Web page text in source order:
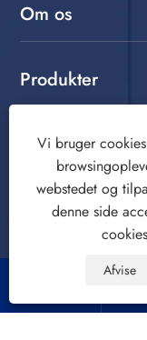
Om os
Produkter
Kontakt os
FØLG OS
Vi bruger
webstedet og
denne side
Afvise